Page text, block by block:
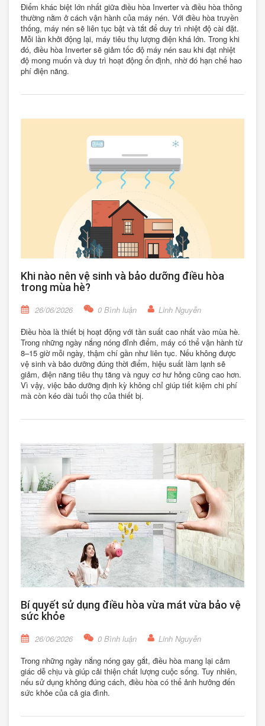
Điểm khác biệt lớn nhất giữa điều hòa Inverter và điều hòa thông
thường nằm ở cách vận hành của máy nén. Với điều hòa truyền
thống, máy nén sẽ liên tục bật và tắt để duy trì nhiệt độ cài đặt.
Mỗi lần khởi động lại, máy tiêu thụ lượng điện khá lớn. Trong khi
đó, điều hòa Inverter sẽ giảm tốc độ máy nén sau khi đạt nhiệt
độ mong muốn và duy trì hoạt động ổn định, nhờ đó hạn chế hao
phí điện năng.
Khi nào nên vệ sinh và bảo dưỡng điều hòa
trong mùa hè?
26/06/2026 0 Bình luận
Linh Nguyễn
Điều hòa là thiết bị hoạt động với tần suất cao nhất vào mùa hè.
Trong những ngày nắng nóng đỉnh điểm, máy có thể vận hành từ
8–15 giờ mỗi ngày, thậm chí gần như liên tục. Nếu không được
vệ sinh và bảo dưỡng đúng thời điểm, hiệu suất làm lạnh sẽ
giảm, điện năng tiêu thụ tăng và nguy cơ hư hỏng cũng cao hơn.
Vì vậy, việc bảo dưỡng định kỳ không chỉ giúp tiết kiệm chi phí
mà còn kéo dài tuổi thọ của thiết bị.
Bí quyết sử dụng điều hòa vừa mát vừa bảo vệ
sức khỏe
26/06/2026 0 Bình luận
Linh Nguyễn
Trong những ngày nắng nóng gay gắt, điều hòa mang lại cảm
giác dễ chịu và giúp cải thiện chất lượng cuộc sống. Tuy nhiên,
nếu sử dụng không đúng cách, điều hòa có thể ảnh hưởng đến
sức khỏe của cả gia đình.